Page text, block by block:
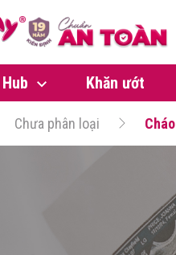
Khăn ướt
Chưa phân loại